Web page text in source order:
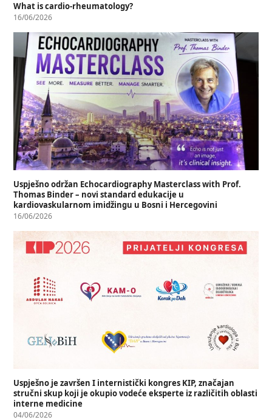
What is cardio-rheumatology?
16/06/2026
Uspješno održan Echocardiography Masterclass with Prof.
Thomas Binder – novi standard edukacije u
kardiovaskularnom imidžingu u Bosni i Hercegovini
16/06/2026
Uspješno je završen I internistički kongres KIP, značajan
stručni skup koji je okupio vodeće eksperte iz različitih oblasti
interne medicine
04/06/2026